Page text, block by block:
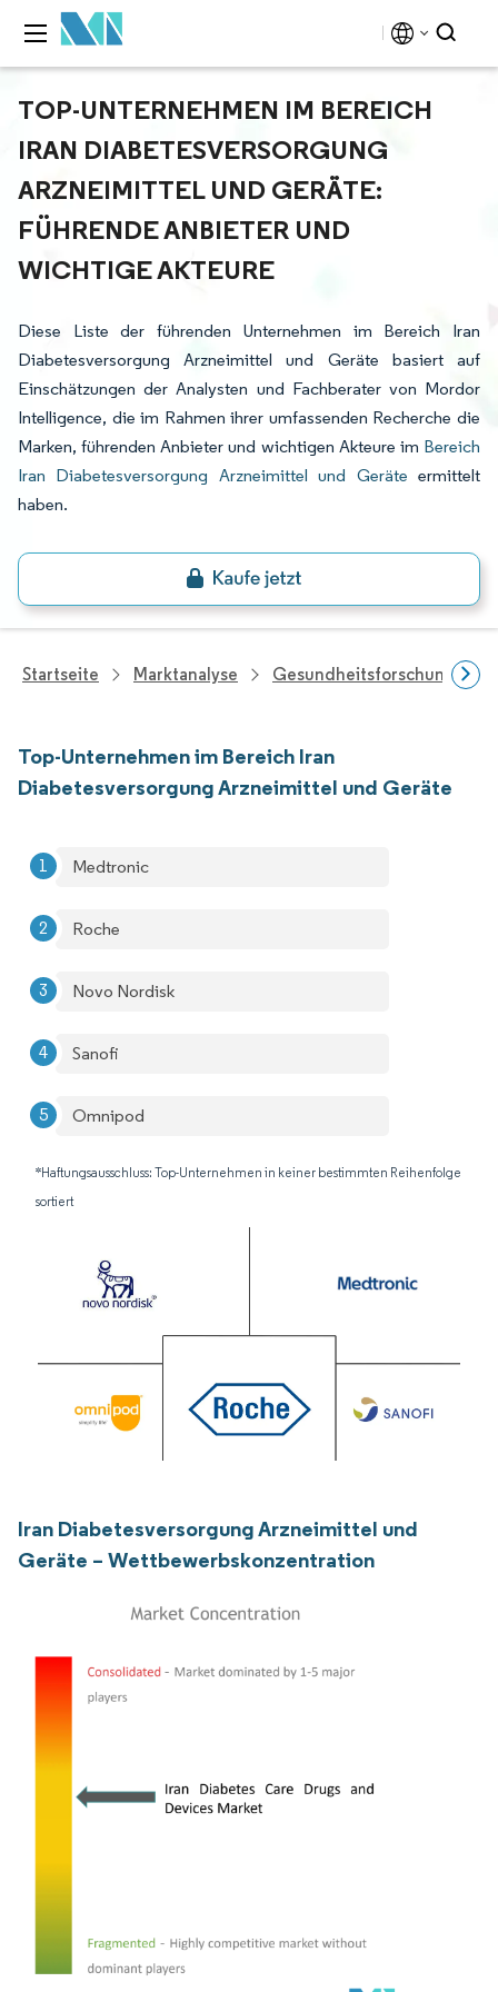
TOP-UNTERNEHMEN IM BEREICH
IRAN DIABETESVERSORGUNG
ARZNEIMITTEL UND GERÄTE:
FÜHRENDE ANBIETER UND
WICHTIGE AKTEURE
Diese Liste der führenden Unternehmen im Bereich Iran
Diabetesversorgung Arzneimittel und Geräte basiert auf
Einschätzungen der Analysten und Fachberater von Mordor
Intelligence, die im Rahmen ihrer umfassenden Recherche die
Marken, führenden Anbieter und wichtigen Akteure im Bereich
Iran Diabetesversorgung Arzneimittel und Geräte ermittelt
haben.
Startseite Marktanalyse Gesundheitsforschung
Top-Unternehmen im Bereich Iran
Diabetesversorgung Arzneimittel und Geräte
Medtronic
Roche
Novo Nordisk
Sanofi
Omnipod
*Haftungsausschluss: Top-Unternehmen in keiner bestimmten Reihenfolge
sortiert
Iran Diabetesversorgung Arzneimittel und
Geräte – Wettbewerbskonzentration